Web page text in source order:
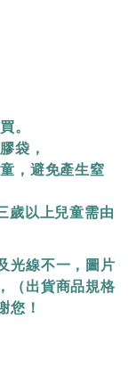
。
袋，
，避免產生窒
歲以上兒童需由
光線不一，圖片
（出貨商品規格
您！